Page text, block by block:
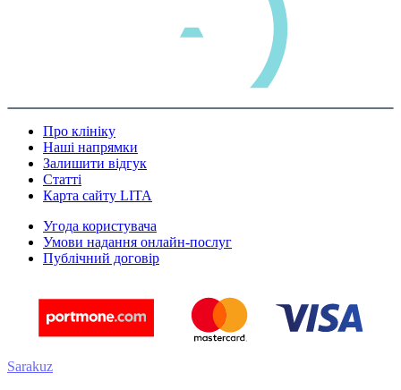
Про клініку
Наші напрямки
Залишити відгук
Статті
Карта сайту LITA
Угода користувача
Умови надання онлайн-послуг
Публічний договір
Sarakuz